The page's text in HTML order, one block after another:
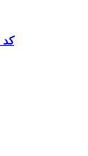
وبینار معارفه دوره آنلاین ACTIVE - کد 2